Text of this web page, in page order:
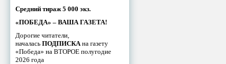
Средний тираж 5 000 экз.
«ПОБЕДА» – ВАША ГАЗЕТА!
Дорогие читатели,
началась ПОДПИСКА на газету
«Победа» на ВТОРОЕ полугодие
2026 года